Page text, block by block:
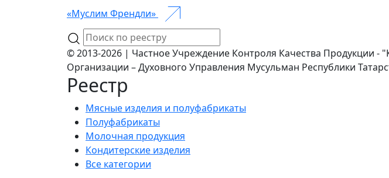
«Муслим Френдли»
© 2013-2026 | Частное Учреждение Контроля Качества Продукции -
Организации – Духовного Управления Мусульман Республики
Реестр
Мясные изделия и полуфабрикаты
Полуфабрикаты
Молочная продукция
Кондитерские изделия
Все категории